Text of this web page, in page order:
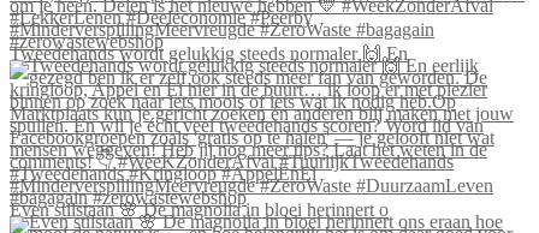
Tweedehands wordt gelukkig steeds normaler 🙌 En
Even stilstaan 🌸 De magnolia in bloei herinnert o